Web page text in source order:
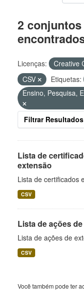
2
Licenças: Creative
CSV
Etiquetas:
Ensino, Pesquisa,
Filtrar Resultados
Lista de
extensão
Lista de certificados
CSV
Lista de ações
Lista de ações de
CSV
Você também pode ter